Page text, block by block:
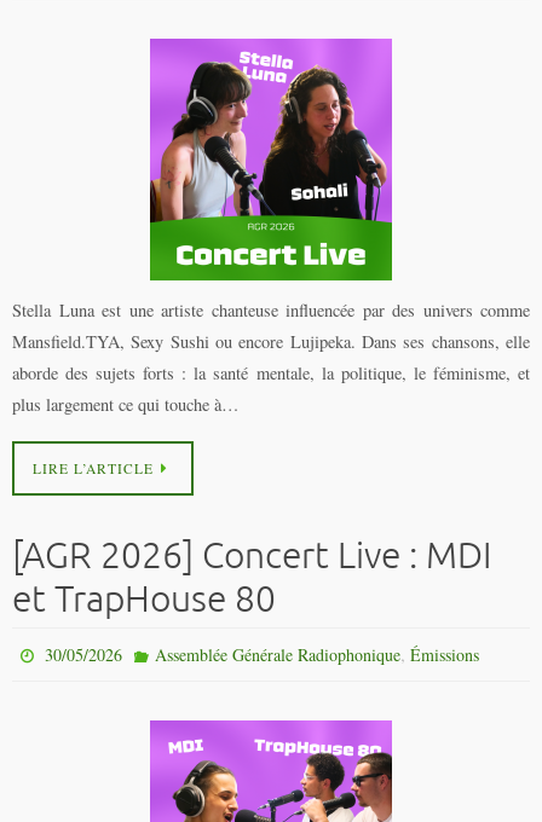
Stella Luna est une artiste chanteuse influencée par des univers comme
Mansfield.TYA, Sexy Sushi ou encore Lujipeka. Dans ses chansons, elle
aborde des sujets forts : la santé mentale, la politique, le féminisme, et
plus largement ce qui touche à…
LIRE L’ARTICLE
[AGR 2026] Concert Live : MDI
et TrapHouse 80
30/05/2026 Assemblée Générale Radiophonique, Émissions